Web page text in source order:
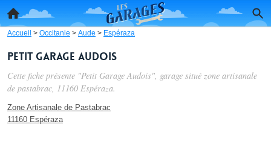
Accueil > Occitanie > Aude > Espéraza
Petit Garage Audois
Cette fiche présente "Petit Garage Audois", garage situé zone artisanale
de pastabrac, 11160 Espéraza.
Zone Artisanale de Pastabrac
11160 Espéraza